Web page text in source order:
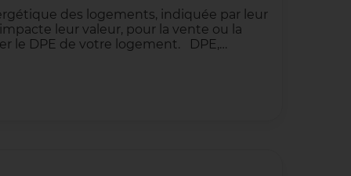
des logements, indiquée par leur
leur valeur, pour la vente ou la
le DPE de votre logement. DPE,…